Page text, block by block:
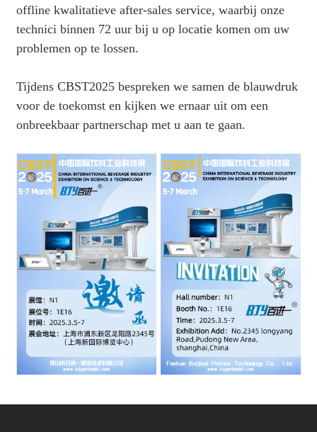
offline kwalitatieve after-sales service, waarbij onze
technici binnen 72 uur bij u op locatie komen om uw
problemen op te lossen.
Tijdens CBST2025 bespreken we samen de blauwdruk
voor de toekomst en kijken we ernaar uit om een ​​
onbreekbaar partnerschap met u aan te gaan.